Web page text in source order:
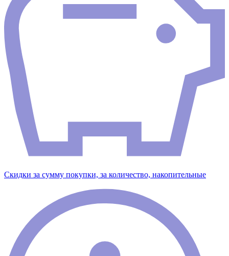
Скидки за сумму покупки, за количество, накопительные